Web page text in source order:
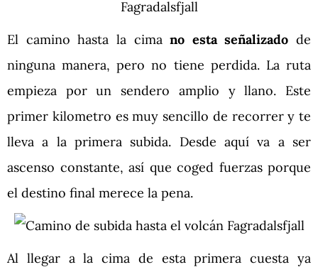
El camino hasta la cimano esta señalizado de
ninguna manera, pero no tiene perdida. La ruta
empieza por un sendero amplio y llano. Este
primer kilometro es muy sencillo de recorrer y te
lleva a la primera subida. Desde aquí va a ser
ascenso constante, así que coged fuerzas porque
el destino final merece la pena.
Al llegar a la cima de esta primera cuesta ya